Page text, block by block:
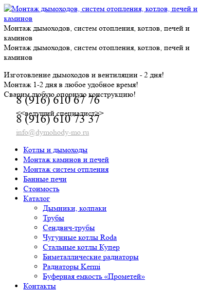
Skip
to
content
Монтаж дымоходов, систем отопления, котлов, печей и
каминов
Монтаж дымоходов, систем отопления, котлов, печей и
каминов
Изготовление дымоходов и вентиляции - 2 дня!
Монтаж 1-2 дня в любое удобное время!
Сварим любую опорную конструкцию!
8 (916) 610 67 76
<<ведущий специалист>>
8 (916) 610 73 37
info@dymohody-mo.ru
Котлы и дымоходы
Монтаж каминов и печей
Монтаж систем отпления
Банные печи
Стоимость
Каталог
Дымники, колпаки
Трубы
Сендвич-трубы
Чугунные котлы Roda
Стальные котлы Купер
Биметаллические радиаторы
Радиаторы Kermi
Буферная емкость «Прометей»
Контакты